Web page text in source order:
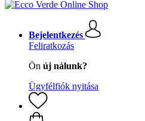
Bejelentkezés
Feliratkozás
Ön új nálunk?
Ügyfélfiók nyitása